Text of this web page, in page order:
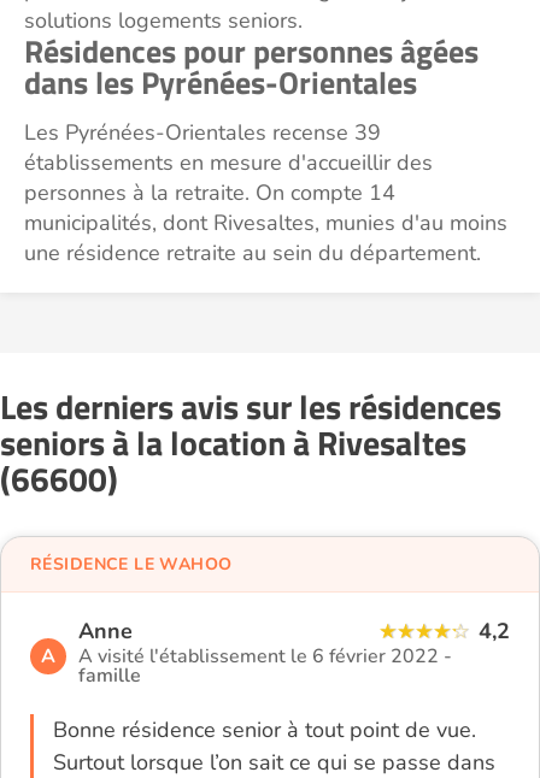
solutions logements seniors.
Résidences pour personnes âgées
dans les Pyrénées-Orientales
Les Pyrénées-Orientales recense 39
établissements en mesure d'accueillir des
personnes à la retraite. On compte 14
municipalités, dont Rivesaltes, munies d'au moins
une résidence retraite au sein du département.
Les derniers avis sur les résidences
seniors à la location à Rivesaltes
(66600)
A
Anne 4,2
A visité l'établissement le 6 février 2022 -
famille
Bonne résidence senior à tout point de vue.
Surtout lorsque l’on sait ce qui se passe dans
RÉSIDENCE LE WAHOO